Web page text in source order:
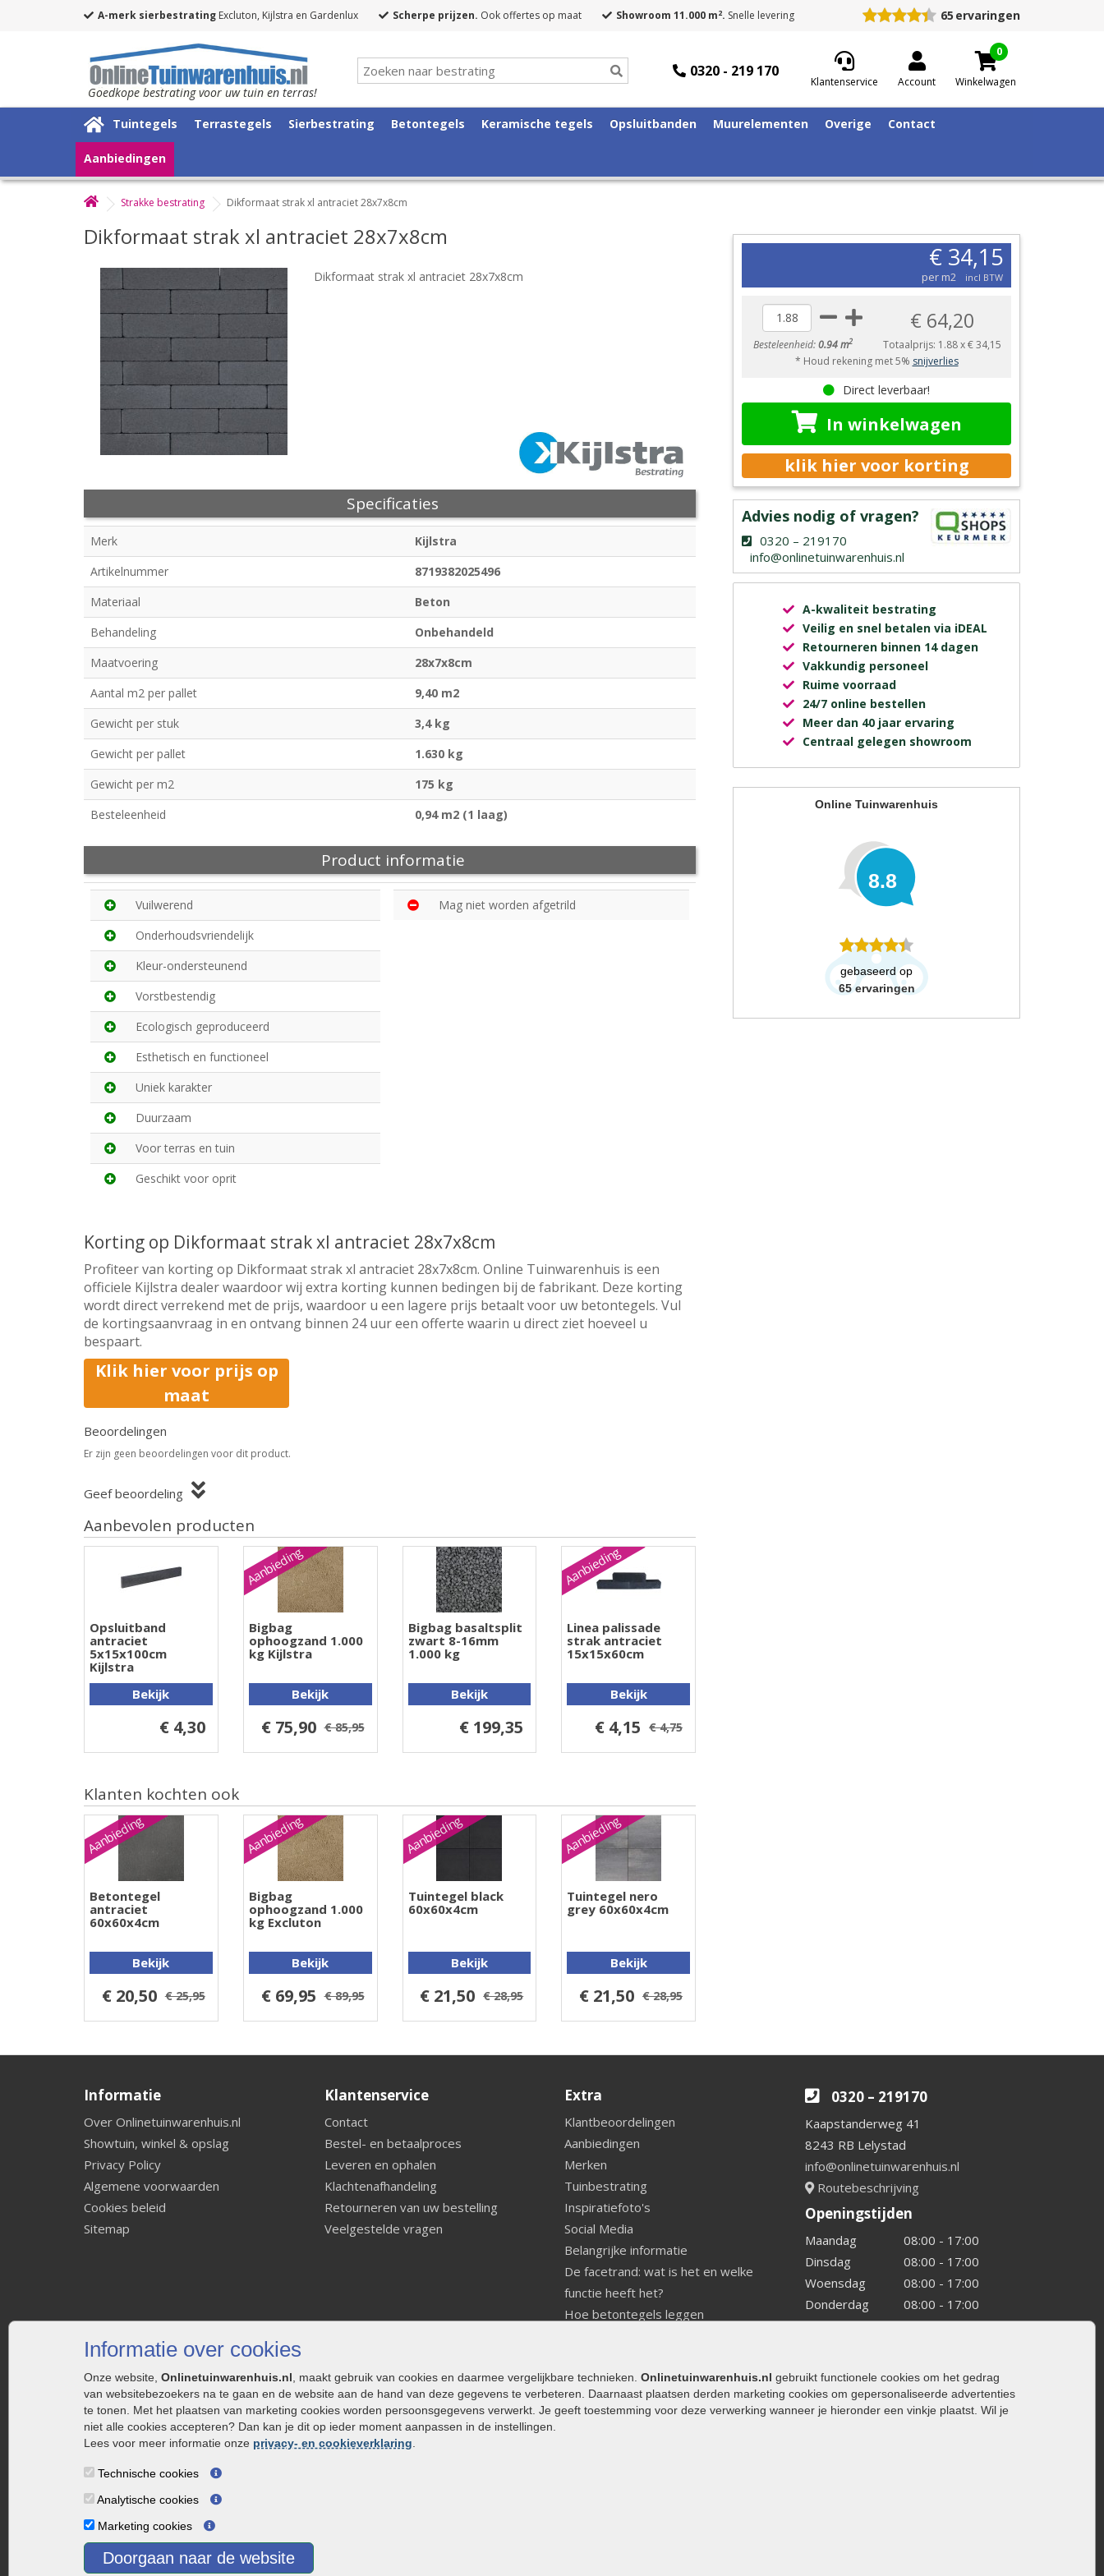
Informatie over cookies
Onze website, Onlinetuinwarenhuis.nl , maakt gebruik van cookies en daarmee vergelijkbare technieken. Onlinetuinwarenhuis.nl gebruikt functionele cookies om het gedrag
van websitebezoekers na te gaan en de website aan de hand van deze gegevens te verbeteren. Daarnaast plaatsen derden marketing cookies om gepersonaliseerde advertenties
te tonen. Met het plaatsen van marketing cookies worden persoonsgegevens verwerkt. Je geeft toestemming voor deze verwerking wanneer je hieronder een vinkje plaatst. Wil je
niet alle cookies accepteren? Dan kan je dit op ieder moment aanpassen in de instellingen.
Lees voor meer informatie onze privacy- en cookieverklaring
Technische cookies
Analytische cookies
Marketing cookies
Doorgaan naar de website
A-merk sierbestrating Excluton, Kijlstra en Gardenlux Scherpe prijzen. Ook offertes op maat Showroom 11.000 m2. Snelle levering 65 ervaringen
Goedkope bestrating voor uw tuin en terras!
0320 - 219 170
Klantenservice Account
0
Winkelwagen
Tuintegels Terrastegels Sierbestrating Betontegels Keramische tegels Opsluitbanden Muurelementen Overige Contact
Aanbiedingen
Strakke bestrating Dikformaat strak xl antraciet 28x7x8cm
Dikformaat strak xl antraciet 28x7x8cm
Dikformaat strak xl antraciet 28x7x8cm
Specificaties
Merk
Kijlstra
Artikelnummer
8719382025496
Materiaal
Beton
Behandeling
Onbehandeld
Maatvoering
28x7x8cm
Aantal m2 per pallet
9,40 m2
Gewicht per stuk
3,4 kg
Gewicht per pallet
1.630 kg
Gewicht per m2
175 kg
Besteleenheid
0,94 m2 (1 laag)
Product informatie
Vuilwerend
Onderhoudsvriendelijk
Kleur-ondersteunend
Vorstbestendig
Ecologisch geproduceerd
Esthetisch en functioneel
Uniek karakter
Duurzaam
Voor terras en tuin
Geschikt voor oprit
Mag niet worden afgetrild
Korting op Dikformaat strak xl antraciet 28x7x8cm
Profiteer van korting op Dikformaat strak xl antraciet 28x7x8cm. Online Tuinwarenhuis is een
officiele Kijlstra dealer waardoor wij extra korting kunnen bedingen bij de fabrikant. Deze korting
wordt direct verrekend met de prijs, waardoor u een lagere prijs betaalt voor uw betontegels. Vul
de kortingsaanvraag in en ontvang binnen 24 uur een offerte waarin u direct ziet hoeveel u
bespaart.
Klik hier voor prijs op
maat
Beoordelingen
Er zijn geen beoordelingen voor dit product.
Geef beoordeling
Aanbevolen producten
Opsluitband
antraciet
5x15x100cm
Kijlstra
Bekijk
€ 4,30
Aanbieding
Bigbag
ophoogzand 1.000
kg Kijlstra
Bekijk
€ 75,90 € 85,95
Bigbag basaltsplit
zwart 8-16mm
1.000 kg
Bekijk
€ 199,35
Aanbieding
Linea palissade
strak antraciet
15x15x60cm
Bekijk
€ 4,15 € 4,75
Klanten kochten ook
Aanbieding
Betontegel
antraciet
60x60x4cm
Bekijk
€ 20,50 € 25,95
Aanbieding
Bigbag
ophoogzand 1.000
kg Excluton
Bekijk
€ 69,95 € 89,95
Aanbieding
Tuintegel black
60x60x4cm
Bekijk
€ 21,50 € 28,95
Aanbieding
Tuintegel nero
grey 60x60x4cm
Bekijk
€ 21,50 € 28,95
€ 34,15
per m2 incl BTW
Besteleenheid:0.94 m2
€ 64,20
Totaalprijs: 1.88x€ 34,15
* Houd rekening met 5% snijverlies
Direct leverbaar!
In winkelwagen
klik hier voor korting
Advies nodig of vragen?
0320 – 219170
info@onlinetuinwarenhuis.nl
A-kwaliteit bestrating
Veilig en snel betalen via iDEAL
Retourneren binnen 14 dagen
Vakkundig personeel
Ruime voorraad
24/7 online bestellen
Meer dan 40 jaar ervaring
Centraal gelegen showroom
Online Tuinwarenhuis
8.8
gebaseerd op
65 ervaringen
Informatie
Over Onlinetuinwarenhuis.nl
Showtuin, winkel & opslag
Privacy Policy
Algemene voorwaarden
Cookies beleid
Sitemap
Klantenservice
Contact
Bestel- en betaalproces
Leveren en ophalen
Klachtenafhandeling
Retourneren van uw bestelling
Veelgestelde vragen
Extra
Klantbeoordelingen
Aanbiedingen
Merken
Tuinbestrating
Inspiratiefoto's
Social Media
Belangrijke informatie
De facetrand: wat is het en welke
functie heeft het?
Hoe betontegels leggen
Welke tuinstijl past bij mij
Strakke tuin inrichten
Legverbanden gebakken bestrating
0320 – 219170
Kaapstanderweg 41
8243 RB Lelystad
info@onlinetuinwarenhuis.nl
Routebeschrijving
Openingstijden
Maandag
08:00 - 17:00
Dinsdag
08:00 - 17:00
Woensdag
08:00 - 17:00
Donderdag
08:00 - 17:00
Vrijdag
08:00 - 17:00